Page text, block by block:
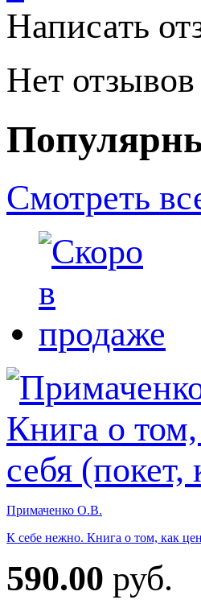
Написать
Нет отзывов
Смотреть
Примаченко О.В.
К себе нежно. Книга о том, как
590.00 руб.